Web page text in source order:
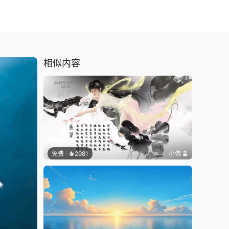
相似内容
免费 2981 小佛